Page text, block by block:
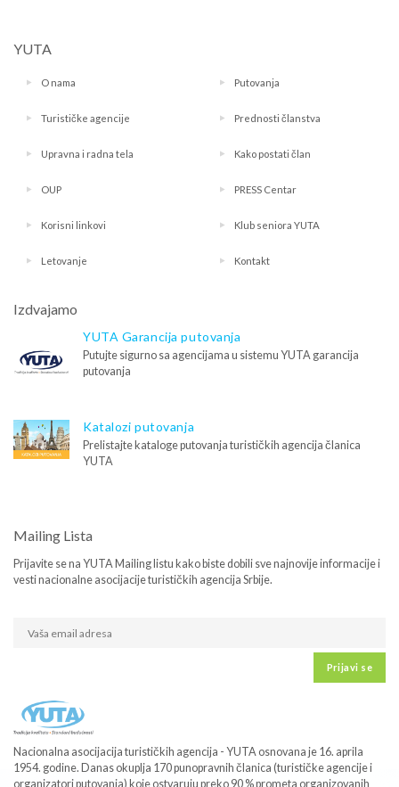
YUTA
O nama Putovanja
Turističke agencije Prednosti članstva
Upravna i radna tela Kako postati član
OUP PRESS Centar
Korisni linkovi Klub seniora YUTA
Letovanje Kontakt
Izdvajamo
YUTA Garancija putovanja
Putujte sigurno sa agencijama u sistemu YUTA garancija
putovanja
Katalozi putovanja
Prelistajte kataloge putovanja turističkih agencija članica
YUTA
Mailing Lista
Prijavite se na YUTA Mailing listu kako biste dobili sve najnovije informacije i
vesti nacionalne asocijacije turističkih agencija Srbije.
Prijavi se
Nacionalna asocijacija turističkih agencija - YUTA osnovana je 16. aprila
1954. godine. Danas okuplja 170 punopravnih članica (turističke agencije i
organizatori putovanja) koje ostvaruju preko 90 % prometa organizovanih